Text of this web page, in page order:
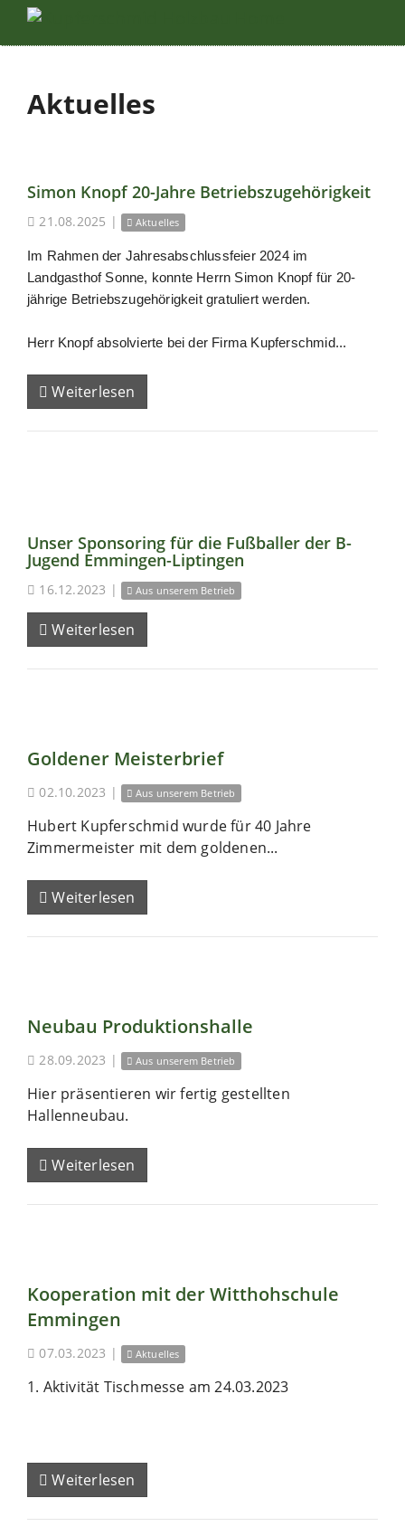
Aktuelles
Simon Knopf 20-Jahre Betriebszugehörigkeit
21.08.2025 | Aktuelles
Im Rahmen der Jahresabschlussfeier 2024 im
Landgasthof Sonne, konnte Herrn Simon Knopf für 20-
jährige Betriebszugehörigkeit gratuliert werden.
Herr Knopf absolvierte bei der Firma Kupferschmid...
Weiterlesen
Unser Sponsoring für die Fußballer der B-
Jugend Emmingen-Liptingen
16.12.2023 | Aus unserem Betrieb
Weiterlesen
Goldener Meisterbrief
02.10.2023 | Aus unserem Betrieb
Hubert Kupferschmid wurde für 40 Jahre
Zimmermeister mit dem goldenen...
Weiterlesen
Neubau Produktionshalle
28.09.2023 | Aus unserem Betrieb
Hier präsentieren wir fertig gestellten
Hallenneubau.
Weiterlesen
Kooperation mit der Witthohschule
Emmingen
07.03.2023 | Aktuelles
1. Aktivität Tischmesse am 24.03.2023
Weiterlesen